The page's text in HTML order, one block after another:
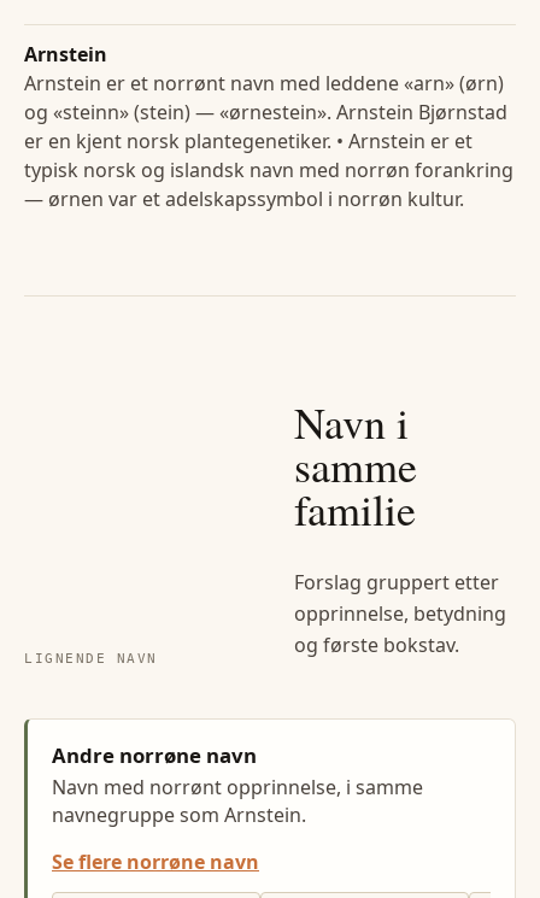
Arnstein
Arnstein er et norrønt navn med leddene «arn» (ørn)
og «steinn» (stein) — «ørnestein». Arnstein Bjørnstad
er en kjent norsk plantegenetiker. • Arnstein er et
typisk norsk og islandsk navn med norrøn forankring
— ørnen var et adelskapssymbol i norrøn kultur.
LIGNENDE NAVN
Navn i
samme
familie
Forslag gruppert etter
opprinnelse, betydning
og første bokstav.
Andre norrøne navn
Navn med norrønt opprinnelse, i samme
navnegruppe som Arnstein.
Se flere norrøne navn